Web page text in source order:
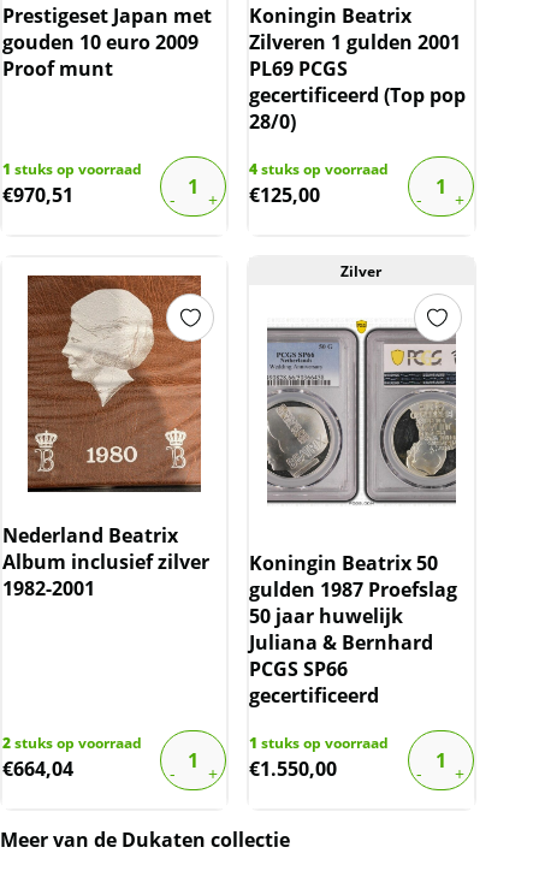
Prestigeset Japan met
gouden 10 euro 2009
Proof munt
1 stuks op voorraad
€970,51
Koningin Beatrix
Zilveren 1 gulden 2001
PL69 PCGS
gecertificeerd (Top pop
28/0)
4stuks op voorraad
€125,00
Nederland Beatrix
Album inclusief zilver
1982-2001
2stuks op voorraad
€664,04
Zilver
Koningin Beatrix 50
gulden 1987 Proefslag
50 jaar huwelijk
Juliana & Bernhard
PCGS SP66
gecertificeerd
1 stuks op voorraad
€1.550,00
Meer van de Dukaten collectie